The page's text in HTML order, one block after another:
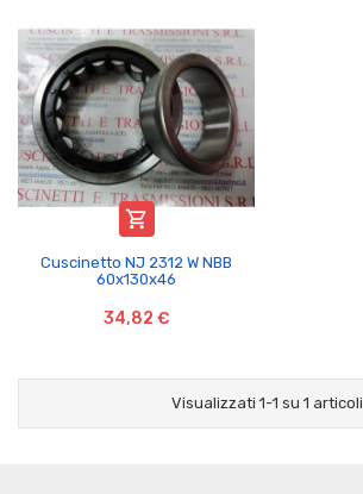

Cuscinetto NJ 2312 W NBB
60x130x46
34,82 €
Visualizzati 1-1 su 1 articoli